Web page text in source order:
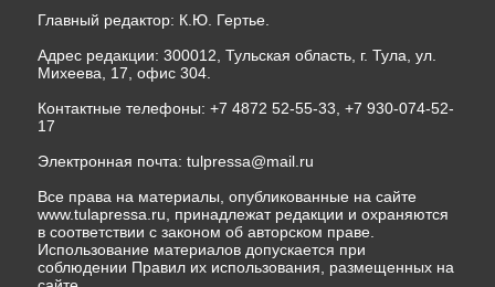
Главный редактор: К.Ю. Гертье.
Адрес редакции: 300012, Тульская область, г. Тула, ул.
Михеева, 17, офис 304.
Контактные телефоны: +7 4872 52-55-33, +7 930-074-52-
17
Электронная почта: tulpressa@mail.ru
Все права на материалы, опубликованные на сайте
www.tulapressa.ru, принадлежат редакции и охраняются
в соответствии с законом об авторском праве.
Использование материалов допускается при
соблюдении Правил их использования, размещенных на